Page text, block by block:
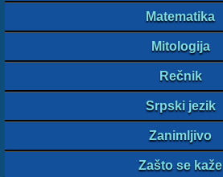
Matematika
Mitologija
Rečnik
Srpski jezik
Zanimljivo
Zašto se kaže